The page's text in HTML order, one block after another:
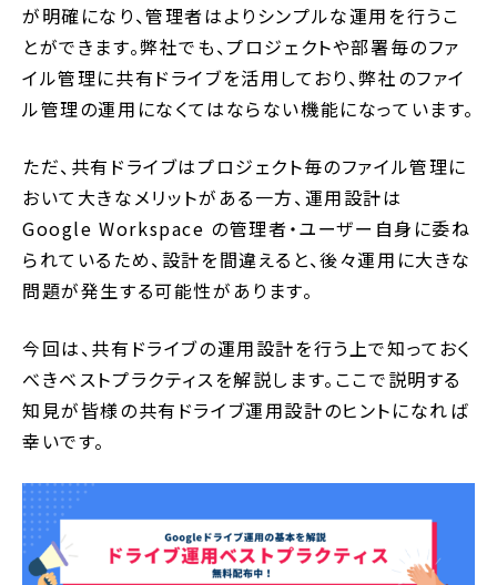
が明確になり、管理者はよりシンプルな運用を行うこ
とができます。弊社でも、プロジェクトや部署毎のファ
イル管理に共有ドライブを活用しており、弊社のファイ
ル管理の運用になくてはならない機能になっています。
ただ、共有ドライブはプロジェクト毎のファイル管理に
おいて大きなメリットがある一方、運用設計は
Google Workspace の管理者・ユーザー自身に委ね
られているため、設計を間違えると、後々運用に大きな
問題が発生する可能性があります。
今回は、共有ドライブの運用設計を行う上で知っておく
べきベストプラクティスを解説します。ここで説明する
知見が皆様の共有ドライブ運用設計のヒントになれば
幸いです。